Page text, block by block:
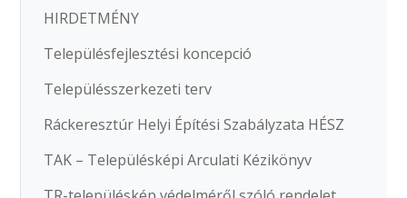
HIRDETMÉNY
Településfejlesztési koncepció
Településszerkezeti terv
Ráckeresztúr Helyi Építési Szabályzata HÉSZ
TAK – Településképi Arculati Kézikönyv